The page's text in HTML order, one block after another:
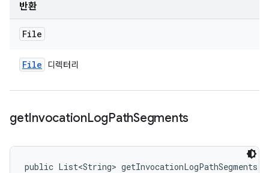
반환
File
File 디렉터리
getInvocationLogPathSegments
public List<String> getInvocationLogPathSegments